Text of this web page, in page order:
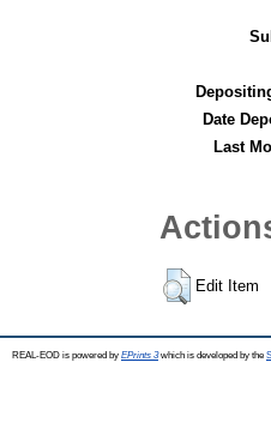
Date
Last
Edit Item
REAL-EOD is powered by EPrints 3which is developed by the